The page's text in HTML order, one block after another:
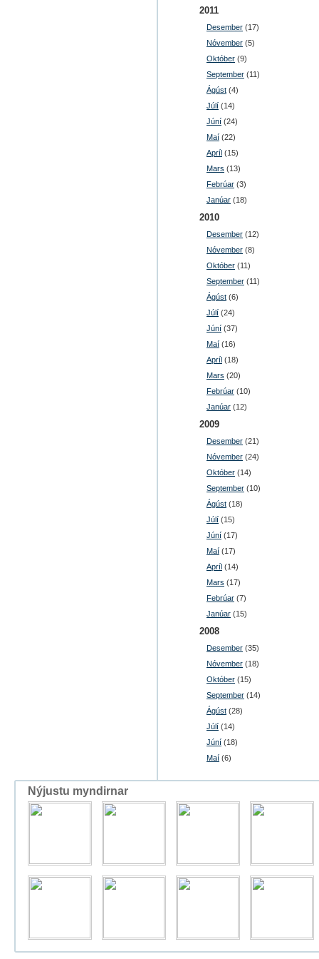
2011
Desember (17)
Nóvember (5)
Október (9)
September (11)
Ágúst (4)
Júlí (14)
Júní (24)
Maí (22)
Apríl (15)
Mars (13)
Febrúar (3)
Janúar (18)
2010
Desember (12)
Nóvember (8)
Október (11)
September (11)
Ágúst (6)
Júlí (24)
Júní (37)
Maí (16)
Apríl (18)
Mars (20)
Febrúar (10)
Janúar (12)
2009
Desember (21)
Nóvember (24)
Október (14)
September (10)
Ágúst (18)
Júlí (15)
Júní (17)
Maí (17)
Apríl (14)
Mars (17)
Febrúar (7)
Janúar (15)
2008
Desember (35)
Nóvember (18)
Október (15)
September (14)
Ágúst (28)
Júlí (14)
Júní (18)
Maí (6)
Nýjustu myndirnar